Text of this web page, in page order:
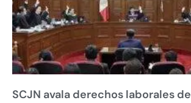
SCJN avala derechos laborales de